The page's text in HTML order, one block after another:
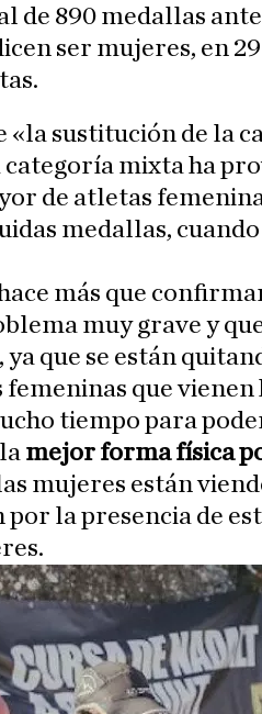
de 890 medallas
ser mujeres, en 29
«la sustitución de la
mixta ha
de atletas
medallas, cuando
más que
muy grave y
que se están
que vienen
tiempo para
mejor forma física
mujeres están
por la presencia de